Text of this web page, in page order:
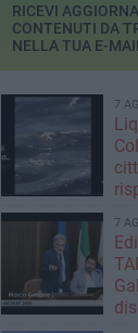
RICEVI
CONTENUTI DA
NELLA TUA E-MAIL
7
7